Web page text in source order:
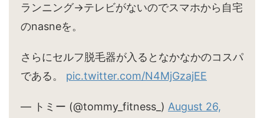
ランニング→テレビがないのでスマホから自宅
のnasneを。
さらにセルフ脱毛器が入るとなかなかのコスパ
である。 pic.twitter.com/N4MjGzajEE
— トミー (@tommy_fitness_) August 26,